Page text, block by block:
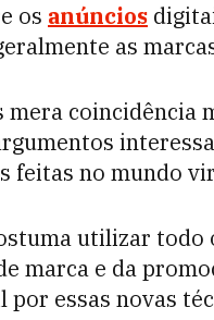
os anúncios
as
mera coincidência
feitas no mundo
utilizar todo
marca e da
por essas novas